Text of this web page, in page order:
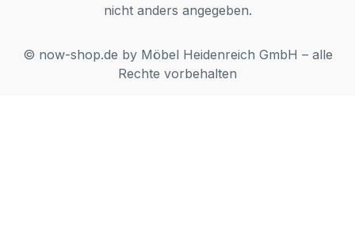
nicht anders angegeben.
© now-shop.de by Möbel Heidenreich GmbH – alle
Rechte vorbehalten